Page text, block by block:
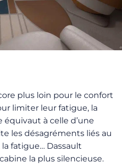
plus loin pour le confort
limiter leur fatigue, la
équivaut à celle d’une
les désagréments liés au
fatigue… Dassault
la plus silencieuse.